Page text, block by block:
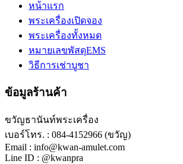
หน้าแรก
พระเครื่องเปิดจอง
พระเครื่องทั้งหมด
หมายเลขพัสดุEMS
วิธีการเช่าบูชา
ข้อมูลร้านค้า
ขวัญธานันท์พระเครื่อง
เบอร์โทร. : 084-4152966 (ขวัญ)
Email : info@kwan-amulet.com
Line ID : @kwanpra